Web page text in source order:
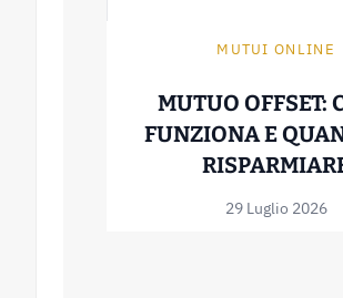
MUTUI ONLINE
MUTUO OFFSET:
FUNZIONA E
29 Luglio 2026